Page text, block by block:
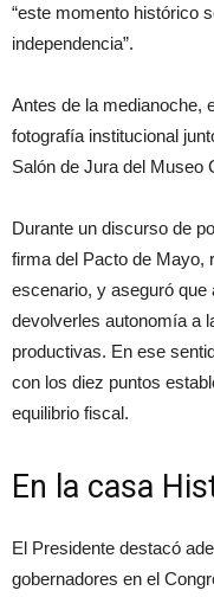
“este momento histórico
independencia”.
Antes de la medianoche,
fotografía institucional
Salón de Jura del Museo
Durante un discurso de
firma del Pacto de Mayo,
escenario, y aseguró
devolverles autonomía a
productivas. En ese
con los diez puntos
equilibrio fiscal.
En la casa
El Presidente destacó
gobernadores en el